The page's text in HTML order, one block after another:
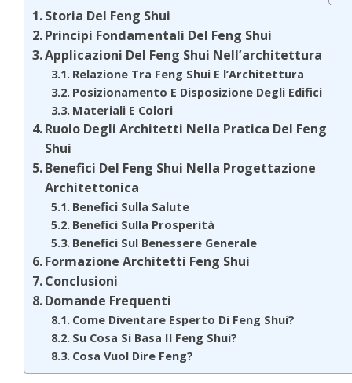
Storia Del Feng Shui
Principi Fondamentali Del Feng Shui
Applicazioni Del Feng Shui Nell’architettura
Relazione Tra Feng Shui E l’Architettura
Posizionamento E Disposizione Degli Edifici
Materiali E Colori
Ruolo Degli Architetti Nella Pratica Del Feng
Shui
Benefici Del Feng Shui Nella Progettazione
Architettonica
Benefici Sulla Salute
Benefici Sulla Prosperità
Benefici Sul Benessere Generale
Formazione Architetti Feng Shui
Conclusioni
Domande Frequenti
Come Diventare Esperto Di Feng Shui?
Su Cosa Si Basa Il Feng Shui?
Cosa Vuol Dire Feng?